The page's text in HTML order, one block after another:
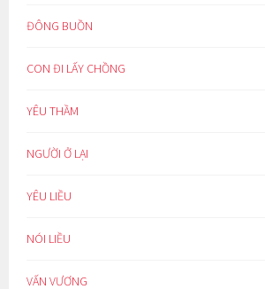
ĐÔNG BUỒN
CON ĐI LẤY CHỒNG
YÊU THẦM
NGƯỜI Ở LẠI
YÊU LIỀU
NÓI LIỀU
VẤN VƯƠNG